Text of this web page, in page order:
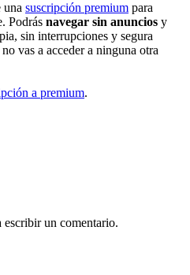
una suscripción premium para
Podrás navegar sin anuncios y
sin interrupciones y segura
no vas a acceder a ninguna otra
a premium.
escribir un comentario.